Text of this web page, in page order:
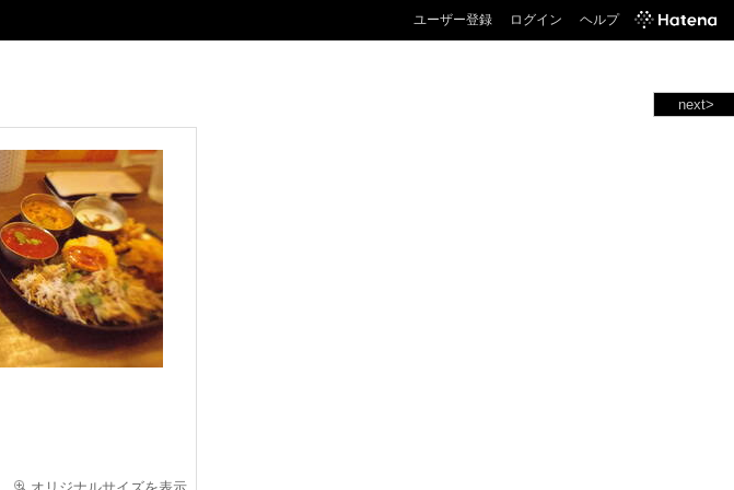
ユーザー登録 ログイン ヘルプ
next>